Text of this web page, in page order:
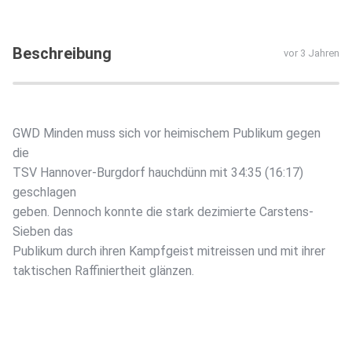
Beschreibung vor 3 Jahren
GWD Minden muss sich vor heimischem Publikum gegen
die
TSV Hannover-Burgdorf hauchdünn mit 34:35 (16:17)
geschlagen
geben. Dennoch konnte die stark dezimierte Carstens-
Sieben das
Publikum durch ihren Kampfgeist mitreissen und mit ihrer
taktischen Raffiniertheit glänzen.